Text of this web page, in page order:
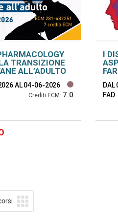
TRANSIZIONE
ALL’ADULTO
AL 04-06-2026
Crediti ECM: 7.0
I
FAD